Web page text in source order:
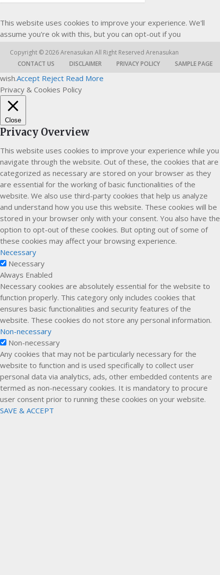
Copyright © 2026Arenasukan All Right Reserved Arenasukan
CONTACT US
DISCLAIMER PRIVACY POLICY SAMPLE PAGE
This website uses cookies to improve your experience. We'll
assume you're ok with this, but you can opt-out if you
wish.Accept Reject Read More
Privacy & Cookies Policy
Close
Privacy Overview
This website uses cookies to improve your experience while you
navigate through the website. Out of these, the cookies that are
categorized as necessary are stored on your browser as they
are essential for the working of basic functionalities of the
website. We also use third-party cookies that help us analyze
and understand how you use this website. These cookies will be
stored in your browser only with your consent. You also have the
option to opt-out of these cookies. But opting out of some of
these cookies may affect your browsing experience.
Necessary
Necessary
Always Enabled
Necessary cookies are absolutely essential for the website to
function properly. This category only includes cookies that
ensures basic functionalities and security features of the
website. These cookies do not store any personal information.
Non-necessary
Non-necessary
Any cookies that may not be particularly necessary for the
website to function and is used specifically to collect user
personal data via analytics, ads, other embedded contents are
termed as non-necessary cookies. It is mandatory to procure
user consent prior to running these cookies on your website.
SAVE & ACCEPT